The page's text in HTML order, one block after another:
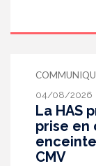
04/08/2026
La HAS
prise en
CMV